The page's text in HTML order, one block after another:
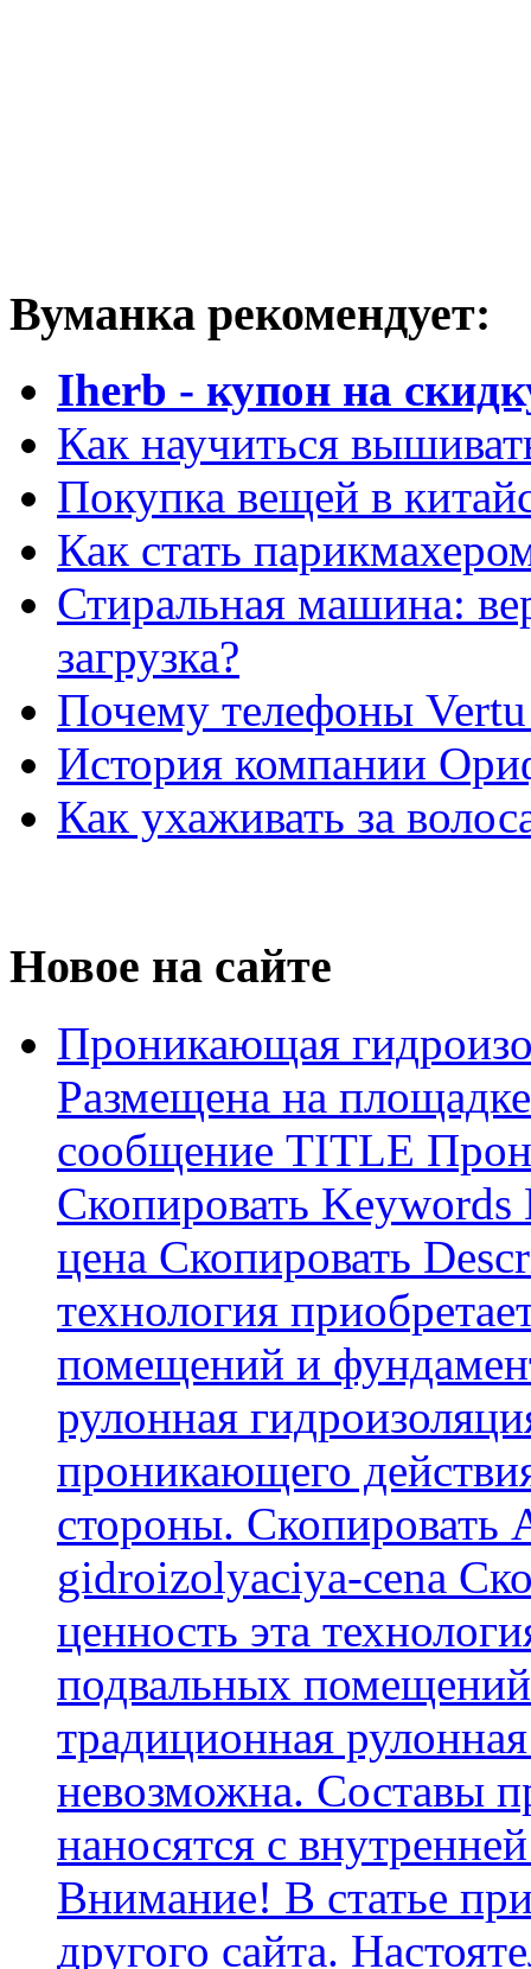
Вуманка рекомендует:
Iherb - купон на
Как научиться
Покупка вещей в
Как стать
Стиральная машина:
загрузка?
Почему телефоны Vertu
История компании
Как ухаживать за
Новое на сайте
Проникающая
Размещена на
сообщение TITLE
Скопировать
цена Скопировать
технология
помещений и
рулонная
проникающего
стороны. Скопировать
gidroizolyaciya-cena
ценность эта
подвальных
традиционная
невозможна. Составы
наносятся с
Внимание! В статье
другого сайта.